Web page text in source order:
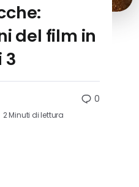
del film in
3
2 Minuti di lettura
0